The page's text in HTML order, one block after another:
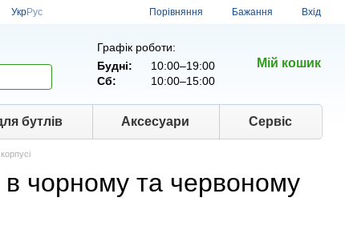
УкрРус Порівняння Бажання Вхід
Графік роботи:
Будні:
10:00–19:00
Сб:
10:00–15:00
Мій кошик
бутлів Аксесуари Сервіс
в чорному та червоному